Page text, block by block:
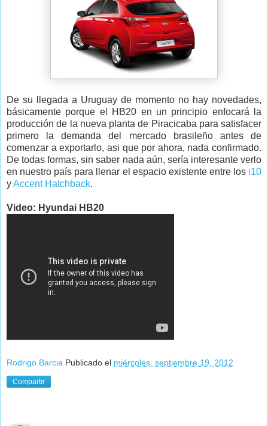
De su llegada a Uruguay de momento no hay novedades,
básicamente porque el HB20 en un principio enfocará la
producción de la nueva planta de Piracicaba para satisfacer
primero la demanda del mercado brasileño antes de
comenzar a exportarlo, asi que por ahora, nada confirmado.
De todas formas, sin saber nada aún, sería interesante verlo
en nuestro país para llenar el espacio existente entre los i10
yAccent Hatchback.
Video: Hyundai HB20
Rodrigo Barcia Publicado el miércoles, septiembre 19, 2012
Compartir